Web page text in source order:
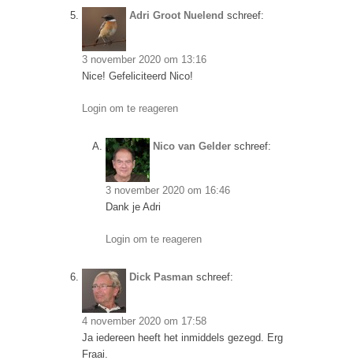
Adri Groot Nuelend schreef:
3 november 2020 om 13:16
Nice! Gefeliciteerd Nico!
Login om te reageren
Nico van Gelder schreef:
3 november 2020 om 16:46
Dank je Adri
Login om te reageren
Dick Pasman schreef:
4 november 2020 om 17:58
Ja iedereen heeft het inmiddels gezegd. Erg
Fraai.